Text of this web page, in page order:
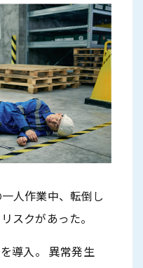
人作業中、転倒し
スクがあった。
導入。 異常発生